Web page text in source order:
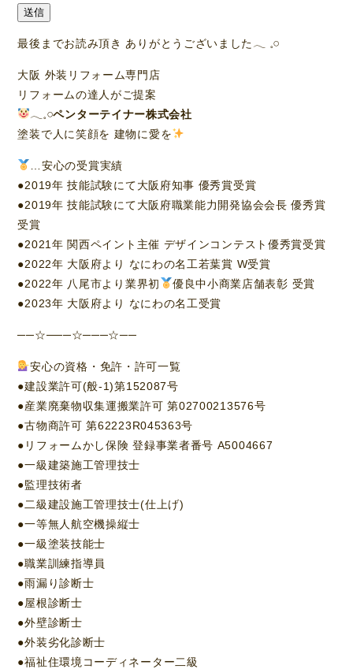
送信
最後までお読み頂き ありがとうございました‪𓂃 𓈒𓏸
大阪 外装リフォーム専門店
リフォームの達人がご提案
𓂃𓈒𓏸︎︎︎︎ペンターテイナー株式会社
塗装で人に笑顔を 建物に愛を
…安心の受賞実績
●2019年 技能試験にて大阪府知事 優秀賞受賞
●2019年 技能試験にて大阪府職業能力開発協会会長 優秀賞
受賞
●2021年 関西ペイント主催 デザインコンテスト優秀賞受賞
●2022年 大阪府より なにわの名工若葉賞 W受賞
●2022年 八尾市より業界初
優良中小商業店舗表彰 受賞
●2023年 大阪府より なにわの名工受賞
──☆───☆───☆──
安心の資格・免許・許可一覧
●建設業許可(般-1)第152087号
●産業廃棄物収集運搬業許可 第02700213576号
●古物商許可 第62223R045363号
●リフォームかし保険 登録事業者番号 A5004667
●一級建築施工管理技士
●監理技術者
●二級建設施工管理技士(仕上げ)
●一等無人航空機操縦士
●一級塗装技能士
●職業訓練指導員
●雨漏り診断士
●屋根診断士
●外壁診断士
●外装劣化診断士
●福祉住環境コーディネーター二級